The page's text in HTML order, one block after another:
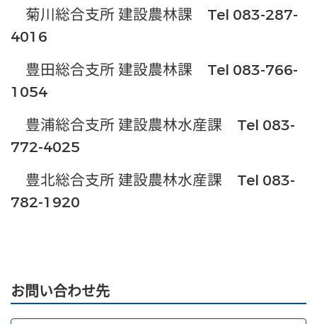
菊川総合支所 建設農林課 Tel 083-287-
4016
豊田総合支所 建設農林課 Tel 083-766-
1054
豊浦総合支所 建設農林水産課 Tel 083-
772-4025
豊北総合支所 建設農林水産課 Tel 083-
782-1920
お問い合わせ先